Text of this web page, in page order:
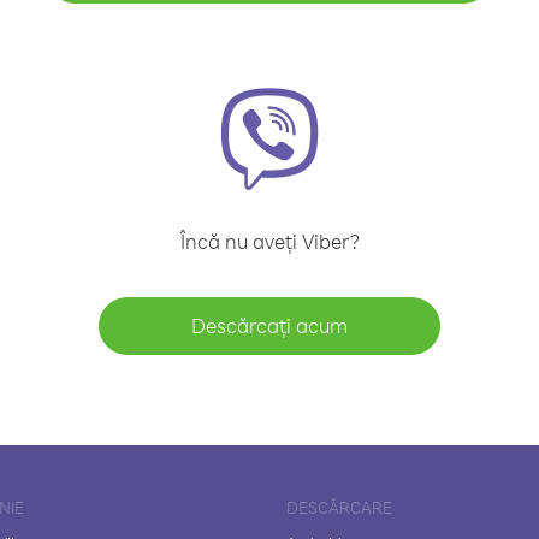
Încă nu aveți Viber?
Descărcați acum
DESCĂRCARE